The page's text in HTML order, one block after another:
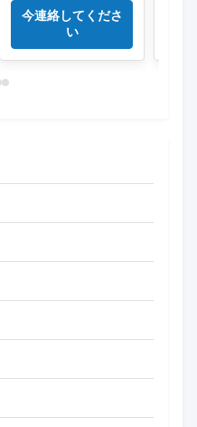
ム 新鮮食品用
今連絡してくださ
い